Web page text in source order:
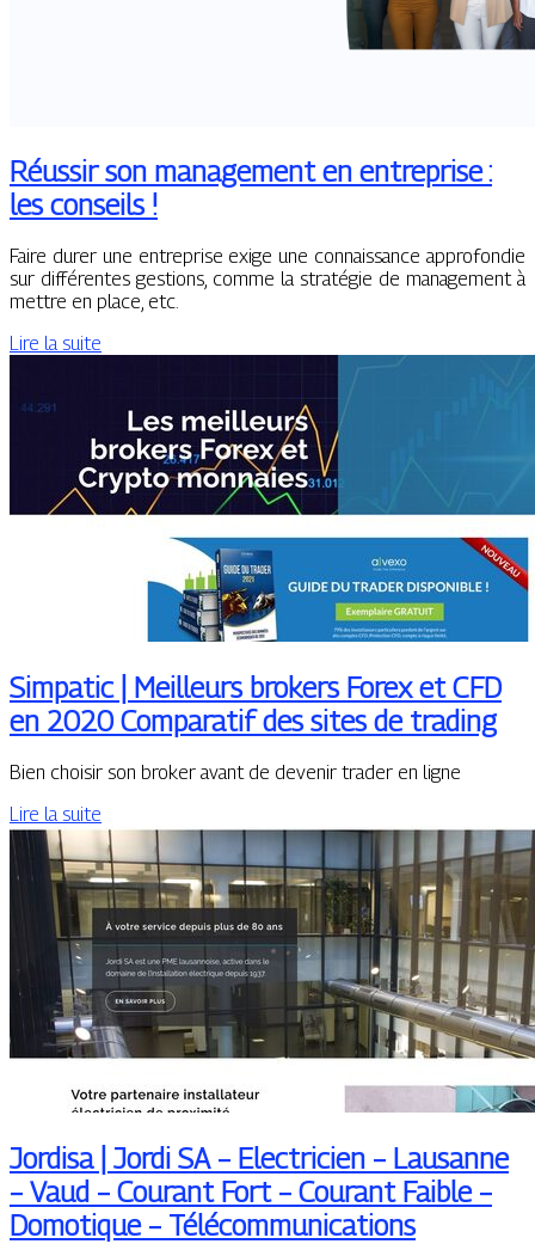
Réussir son management en entreprise :
les conseils !
Faire durer une entreprise exige une connaissance approfondie
sur différentes gestions, comme la stratégie de management à
mettre en place, etc.
Lire la suite
Simpatic | Meilleurs brokers Forex et CFD
en 2020 Comparatif des sites de trading
Bien choisir son broker avant de devenir trader en ligne
Lire la suite
Jordisa | Jordi SA – Electricien – Lausanne
– Vaud – Courant Fort – Courant Faible –
Domotique – Télécom­munica­tions